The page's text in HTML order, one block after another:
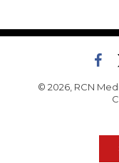
© 2026, RCN